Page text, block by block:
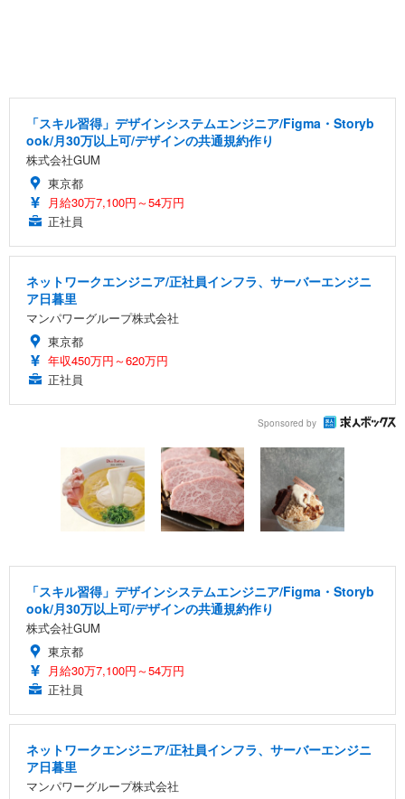
「スキル習得」デザインシステムエンジニア/Figma・Storyb
ook/月30万以上可/デザインの共通規約作り
株式会社GUM
東京都
月給30万7,100円～54万円
正社員
ネットワークエンジニア/正社員インフラ、サーバーエンジニ
ア日暮里
マンパワーグループ株式会社
東京都
年収450万円～620万円
正社員
Sponsored by
「スキル習得」デザインシステムエンジニア/Figma・Storyb
ook/月30万以上可/デザインの共通規約作り
株式会社GUM
東京都
月給30万7,100円～54万円
正社員
ネットワークエンジニア/正社員インフラ、サーバーエンジニ
ア日暮里
マンパワーグループ株式会社